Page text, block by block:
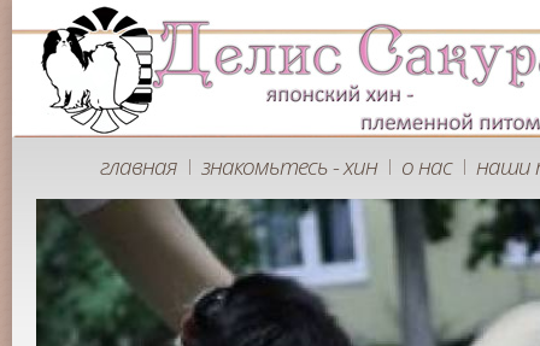
главная | знакомьтесь - хин | о нас | наши